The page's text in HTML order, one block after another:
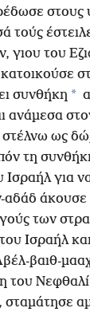
στους
τούς
γιου του
συνθήκη *
ανάμεσα
ως
τη
Ισραήλ για
αδάδ άκουσε
των
Ισραήλ
βαιθ-
του